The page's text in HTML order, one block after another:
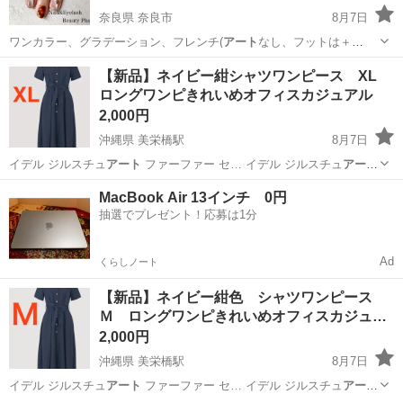
奈良県 奈良市
8月7日
ワンカラー、グラデーション、フレンチ(アート なし、フットは＋
¥500)オフ込み。 …
奈良 奈良市 ネイル モニター
【新品】ネイビー紺シャツワンピース XL
ロングワンピきれいめオフィスカジュアル
2,000円
沖縄県 美栄橋駅
8月7日
イデル ジルスチュ アート ファーファー セ… イデル ジルスチュ アート
ファーファー セ…
那覇市 美栄橋駅 ワンピース ミスティウーマン
MacBook Air 13インチ 0円
抽選でプレゼント！応募は1分
くらしノート Ad
【新品】ネイビー紺色 シャツワンピース
Ｍ ロングワンピきれいめオフィスカジュ…
2,000円
沖縄県 美栄橋駅
8月7日
イデル ジルスチュ アート ファーファー セ… イデル ジルスチュ アート